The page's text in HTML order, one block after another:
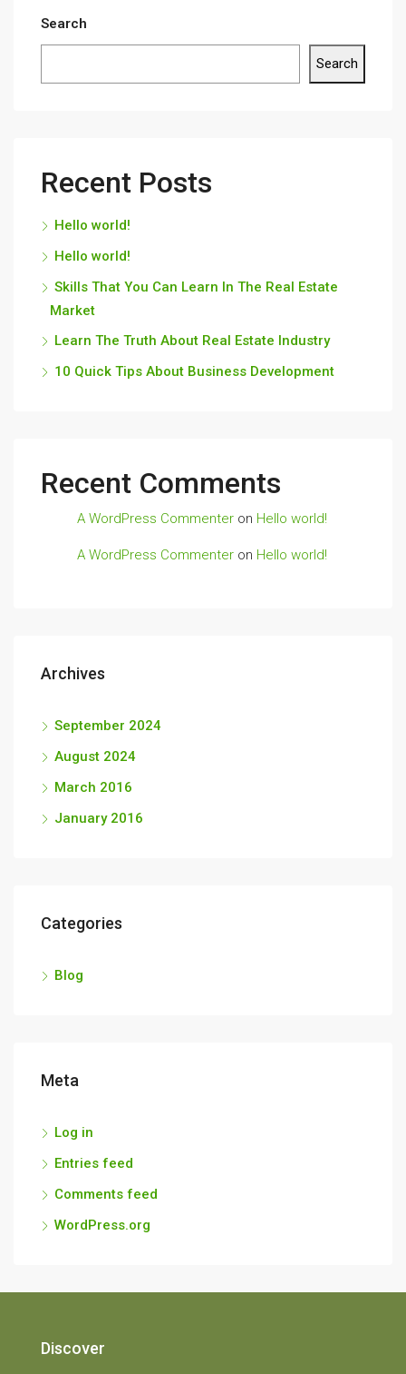
Search
Search
Recent Posts
Hello world!
Hello world!
Skills That You Can Learn In The Real Estate
Market
Learn The Truth About Real Estate Industry
10 Quick Tips About Business Development
Recent Comments
A WordPress Commenter on Hello world!
A WordPress Commenter on Hello world!
Archives
September 2024
August 2024
March 2016
January 2016
Categories
Blog
Meta
Log in
Entries feed
Comments feed
WordPress.org
Discover